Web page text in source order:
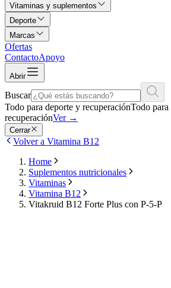
Vitaminas y suplementos
Deporte
Marcas
Ofertas
ContactoApoyo
Abrir
Buscar
Todo para deporte y recuperaciónTodo
recuperaciónVer →
Cerrar
Volver a Vitamina B12
Home
Suplementos nutricionales
Vitaminas
Vitamina B12
Vitakruid B12 Forte Plus con P-5-P